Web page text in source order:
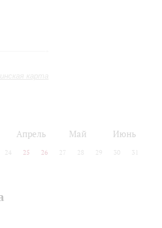
карта
Апрель Май Июнь
24 25 26 27 28 29 30 31